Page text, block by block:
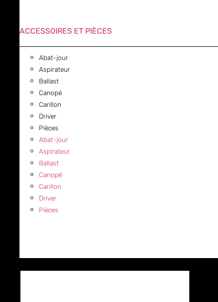
ACCESSOIRES ET PIÈCES
Abat-jour
Aspirateur
Ballast
Canopé
Carillon
Driver
Pièces
Abat-jour
Aspirateur
Ballast
Canopé
Carillon
Driver
Pièces